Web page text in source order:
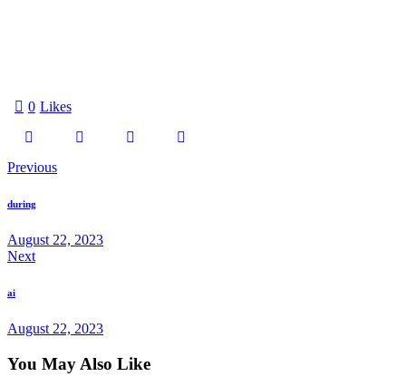
0 Likes
Previous
during
August 22, 2023
Next
ai
August 22, 2023
You May Also Like